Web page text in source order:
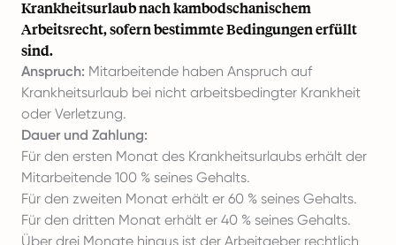
Krankheitsurlaub nach kambodschanischem
Arbeitsrecht, sofern bestimmte Bedingungen erfüllt
sind.
Anspruch: Mitarbeitende haben Anspruch auf
Krankheitsurlaub bei nicht arbeitsbedingter Krankheit
oder Verletzung.
Dauer und Zahlung:
Für den ersten Monat des Krankheitsurlaubs erhält der
Mitarbeitende 100 % seines Gehalts.
Für den zweiten Monat erhält er 60 % seines Gehalts.
Für den dritten Monat erhält er 40 % seines Gehalts.
Über drei Monate hinaus ist der Arbeitgeber rechtlich